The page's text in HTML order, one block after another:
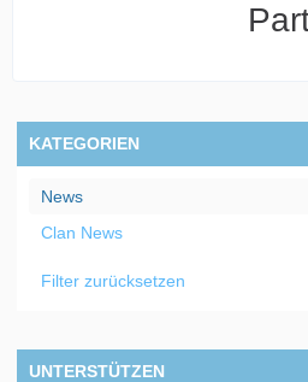
KATEGORIEN
News
Clan News
Filter zurücksetzen
UNTERSTÜTZEN